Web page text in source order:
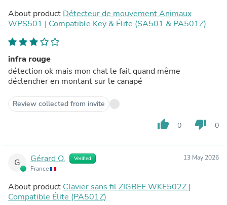
About product Détecteur de mouvement Animaux
WPS501 | Compatible Key & Élite (SA501 & PA501Z)
infra rouge
détection ok mais mon chat le fait quand même
déclencher en montant sur le canapé
Review collected from invite
thumb_up 0 thumb_down 0
G Gérard O. Verified
France
13 May 2026
About product Clavier sans fil ZIGBEE WKE502Z |
Compatible Élite (PA501Z)